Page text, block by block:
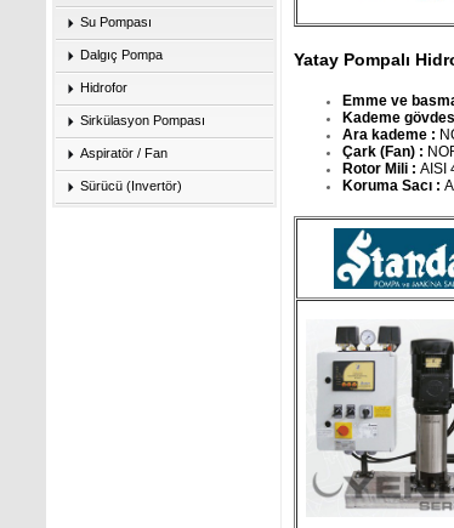
Su Pompası
Dalgıç Pompa
Hidrofor
Sirkülasyon Pompası
Aspiratör / Fan
Sürücü (Invertör)
Yatay Pompalı
Emme ve
Kademe
Ara kademe :
Çark (Fan) :
Rotor Mili : AISI
Koruma Sacı :